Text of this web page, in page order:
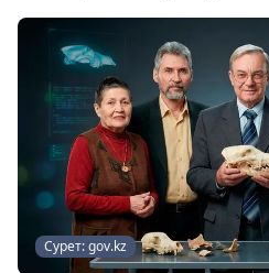
Сурет: gov.kz